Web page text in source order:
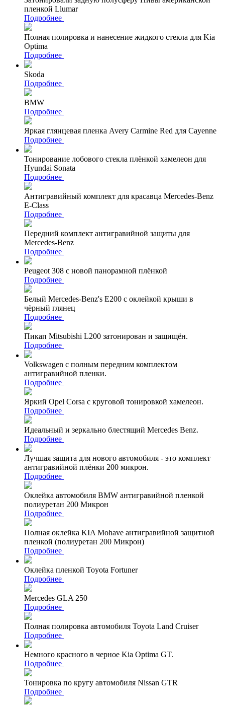
пленкой Llumar
Подробнее
Полная полировка и нанесение жидкого стекла для Kia
Optima
Подробнее
Skoda
Подробнее
BMW
Подробнее
Яркая глянцевая пленка Avery Carmine Red для Cayenne
Подробнее
Тонирование лобового стекла плёнкой хамелеон для
Hyundai Sonata
Подробнее
Антигравийный комплект для красавца Mercedes-Benz
E-Class
Подробнее
Передний комплект антигравийной защиты для
Mercedes-Benz
Подробнее
Peugeot 308 с новой панорамной плёнкой
Подробнее
Белый Mercedes-Benz's Е200 с оклейкой крыши в
чёрный глянец
Подробнее
Пикап Mitsubishi L200 затонирован и защищён.
Подробнее
Volkswagen с полным передним комплектом
антигравийной пленки.
Подробнее
Яркий Opel Corsa с круговой тонировкой хамелеон.
Подробнее
Идеальный и зеркально блестящий Mercedes Benz.
Подробнее
Лучшая защита для нового автомобиля - это комплект
антигравийной плёнки 200 микрон.
Подробнее
Оклейка автомобиля BMW антигравийной пленкой
полиуретан 200 Микрон
Подробнее
Полная оклейка KIA Mohave антигравийной защитной
пленкой (полиуретан 200 Микрон)
Подробнее
Оклейка пленкой Toyota Fortuner
Подробнее
Mercedes GLA 250
Подробнее
Полная полировка автомобиля Toyota Land Cruiser
Подробнее
Немного красного в черное Kia Optima GT.
Подробнее
Тонировка по кругу автомобиля Nissan GTR
Подробнее